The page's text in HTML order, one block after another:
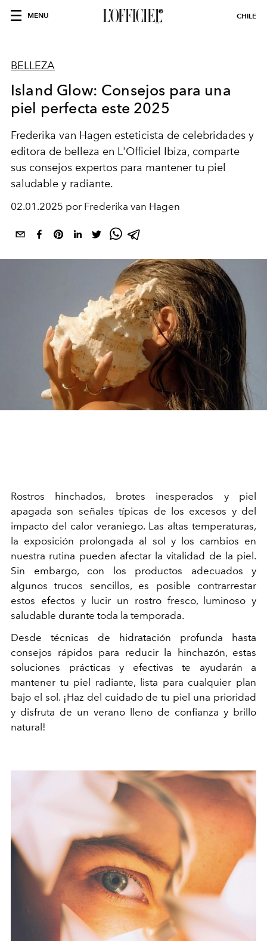
MENU CHILE
BELLEZA
Island Glow: Consejos para una
piel perfecta este 2025
Frederika van Hagen esteticista de celebridades y
editora de belleza en L'Officiel Ibiza, comparte
sus consejos expertos para mantener tu piel
saludable y radiante.
02.01.2025 por Frederika van Hagen
Rostros hinchados, brotes inesperados y piel
apagada son señales típicas de los excesos y del
impacto del calor veraniego. Las altas temperaturas,
la exposición prolongada al sol y los cambios en
nuestra rutina pueden afectar la vitalidad de la piel.
Sin embargo, con los productos adecuados y
algunos trucos sencillos, es posible contrarrestar
estos efectos y lucir un rostro fresco, luminoso y
saludable durante toda la temporada.
Desde técnicas de hidratación profunda hasta
consejos rápidos para reducir la hinchazón, estas
soluciones prácticas y efectivas te ayudarán a
mantener tu piel radiante, lista para cualquier plan
bajo el sol. ¡Haz del cuidado de tu piel una prioridad
y disfruta de un verano lleno de confianza y brillo
natural!